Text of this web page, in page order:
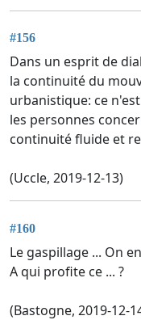
#156
Dans un esprit de
la continuité du
urbanistique: ce
les personnes
continuité fluide et
(Uccle, 2019-12-13)
#160
Le gaspillage ... On
A qui profite ce ... ?
(Bastogne, 2019-12-